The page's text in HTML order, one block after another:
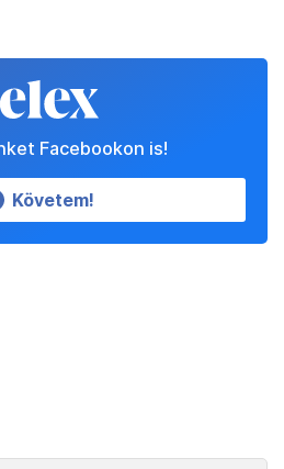
Facebookon is!
Követem!